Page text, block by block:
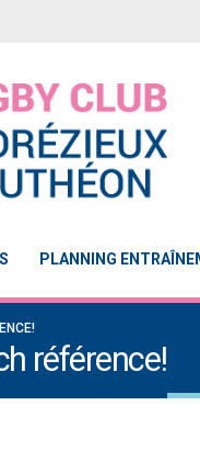
PLANNING
référence!